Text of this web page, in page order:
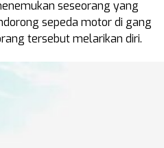
seseorang yang
sepeda motor di gang
tersebut melarikan diri.